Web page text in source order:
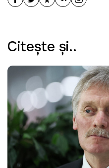
Citeşte şi..